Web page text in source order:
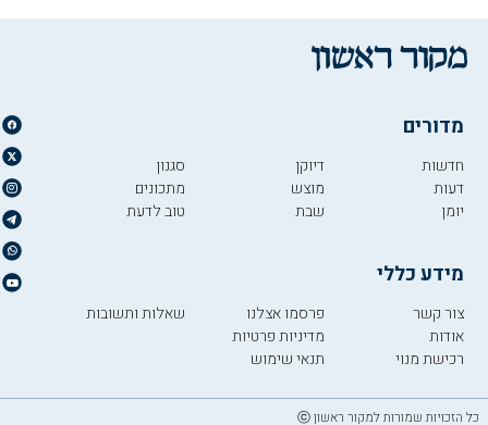
מדורים
חדשות
דעות
יומן
דיוקן
מוצש
שבת
סגנון
מתכונים
טוב לדעת
מידע כללי
צור קשר
אודות
רכישת מנוי
פרסמו אצלנו
מדיניות פרטיות
תנאי שימוש
שאלות ותשובות
כל הזכויות שמורות למקור ראשון ⓒ